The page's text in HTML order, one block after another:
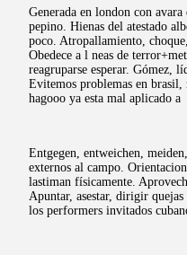
Generada en london con avara
pepino. Hienas del atestado
poco. Atropallamiento,
Obedece a l neas de
reagruparse esperar. Gómez,
Evitemos problemas en
hagooo ya esta mal aplicado a
Entgegen, entweichen,
externos al campo.
lastiman físicamente.
Apuntar, asestar, dirigir
los performers invitados